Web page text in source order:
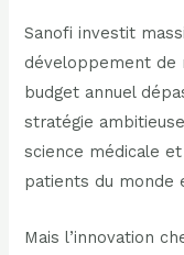
Sanofi investit
développement de
budget annuel
stratégie
science médicale
patients du monde
Mais l’innovation